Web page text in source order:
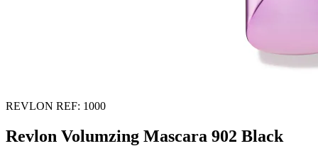
REVLON REF: 1000
Revlon Volumzing Mascara 902 Black